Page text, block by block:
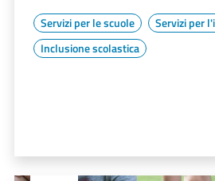
Servizi per le scuole
Servizi per
Inclusione scolastica